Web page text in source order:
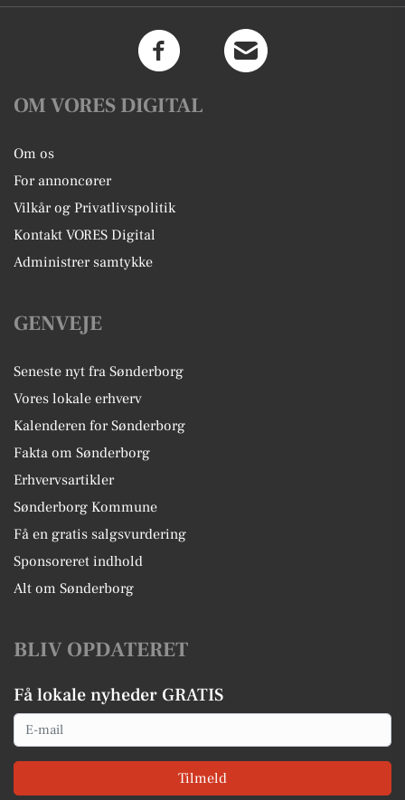
OM VORES DIGITAL
Om os
For annoncører
Vilkår og Privatlivspolitik
Kontakt VORES Digital
Administrer samtykke
GENVEJE
Seneste nyt fra Sønderborg
Vores lokale erhverv
Kalenderen for Sønderborg
Fakta om Sønderborg
Erhvervsartikler
Sønderborg Kommune
Få en gratis salgsvurdering
Sponsoreret indhold
Alt om Sønderborg
BLIV OPDATERET
Få lokale nyheder GRATIS
Email
Tilmeld